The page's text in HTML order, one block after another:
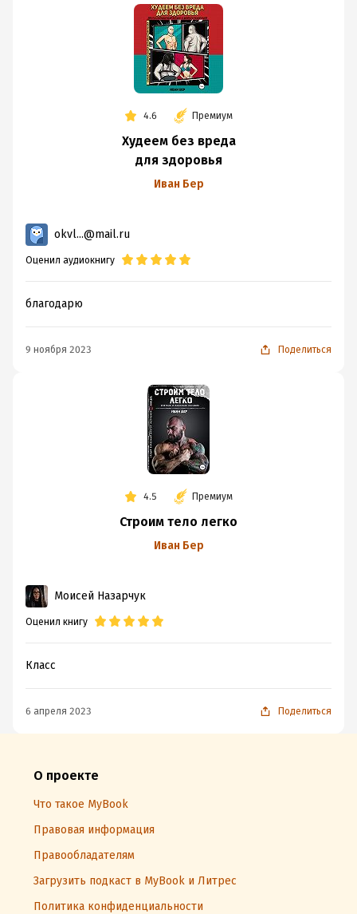
4.6 Премиум
Худеем без вреда
для здоровья
Иван Бер
okvl...@mail.ru
Оценил аудиокнигу
благодарю
9 ноября 2023 Поделиться
4.5 Премиум
Строим тело легко
Иван Бер
Моисей Назарчук
Оценил книгу
Класс
6 апреля 2023 Поделиться
О проекте
Что такое MyBook
Правовая информация
Правообладателям
Загрузить подкаст в MyBook и Литрес
Политика конфиденциальности